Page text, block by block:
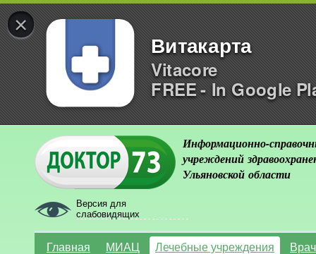
×
Витакарта
Vitacore
FREE - In Google
Версия для
слабовидящих
Информационно-
учреждений
Ульяновской области
Главная МИАЦ Лечебные учреждения